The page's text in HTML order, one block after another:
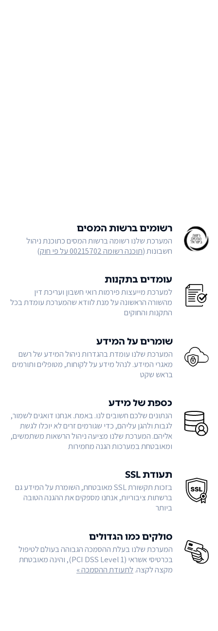
רשומים ברשות המסים
המערכת שלנו רשומה ברשות המסים כתוכנת ניהול
חשבונות (תוכנה רשומה 00215702 על פי חוק )
עומדים בתקנות
למערכת מייעצות פירמות רואי חשבון ועריכת דין
מהשורה הראשונה על מנת לוודא שהמערכת עומדת בכל
התקנות והחוקים
שומרים על המידע
המערכת שלנו עומדת בהגדרות ניהול המידע של רשם
מאגרי המידע. לנהל מידע על לקוחות, מטופלים ותורמים
בראש שקט
כספת של מידע
הנתונים שלכם חשובים לנו. באמת. אנחנו דואגים לשמור,
לגבות ולהגן עליהם, כדי שגורמים זרים לא יוכלו לגשת
אליהם. המערכת שלנו מציעה ניהול הרשאות משתמשים,
ומאובטחת במערכות הגנה מחמירות
תעודת SSL
בזכות תקשורת SSL מאובטחת, השומרת על המידע גם
ברשתות ציבוריות, אנחנו מספקים את ההגנה הטובה
ביותר
סולקים כמו הגדולים
המערכת שלנו בעלת ההסמכה הגבוהה בעולם לטיפול
בכרטיסי אשראי (PCI DSS Level 1), והינה מאובטחת
מקצה לקצה.לתעודת ההסמכה »